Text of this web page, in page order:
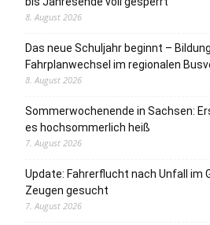
8. August 2026
Das neue Schuljahr beginnt –
Fahrplanwechsel im regionalen
8. August 2026
Sommerwochenende in Sachsen:
es hochsommerlich heiß
7. August 2026
Update: Fahrerflucht nach Unfall im
Zeugen gesucht
7. August 2026